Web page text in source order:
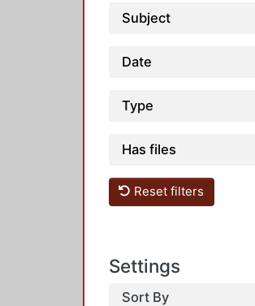
Subject
Date
Type
Has files
Reset filters
Settings
Sort By